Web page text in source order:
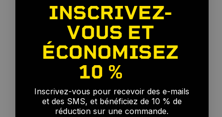
Pour tous les niveaux
INSCRIVEZ-
VOUS ET
ÉCONOMISEZ
10 %
Inscrivez-vous pour recevoir des e-mails
et des SMS, et bénéficiez de 10 % de
réduction sur une commande.